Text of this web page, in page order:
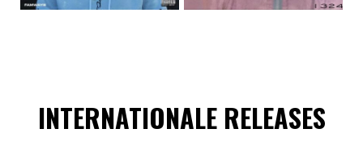
INTERNATIONALE RELEASES